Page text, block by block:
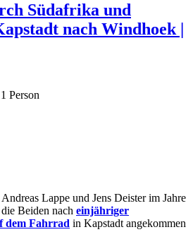
Südafrika und
nach Windhoek |
1 Person
Lappe und Jens Deister im Jahre
Beiden nach einjähriger
dem Fahrrad in Kapstadt angekommen